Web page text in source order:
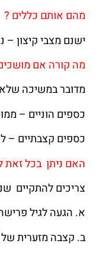
מהם אותם כללים ?
ישנם מצבי קיצון
מה קורה אם
מדובר במשיכה שלא
כספים הוניים – ממוסים ב 35% מס סופי ( אפשרות קיזוז של נקודות
כספים קצבתיים – לפי 35% סופי או מס שולי כגבוה
האם ניתן בכל
צריכים להתקיים
א. הגעה לגיל פרישה ( 67 גבר , 62-65 אשה לפי
ב. קצבה מזערית של לפחות 5,306